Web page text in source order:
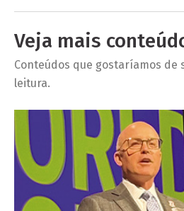
Veja mais
Conteúdos que gostaríamos de
leitura.